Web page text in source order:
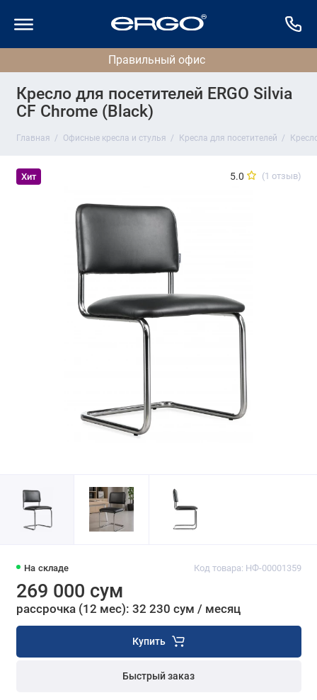
Кресло для посетителей ERGO Silvia
CF Chrome (Black)
Главная Офисные кресла и стулья Кресла для посетителей
Хит 5.0 (1 отзыв)
На складе Код товара: НФ-00001359
269 000 сум
рассрочка (12 мес): 32 230 сум / месяц
Купить
Быстрый заказ